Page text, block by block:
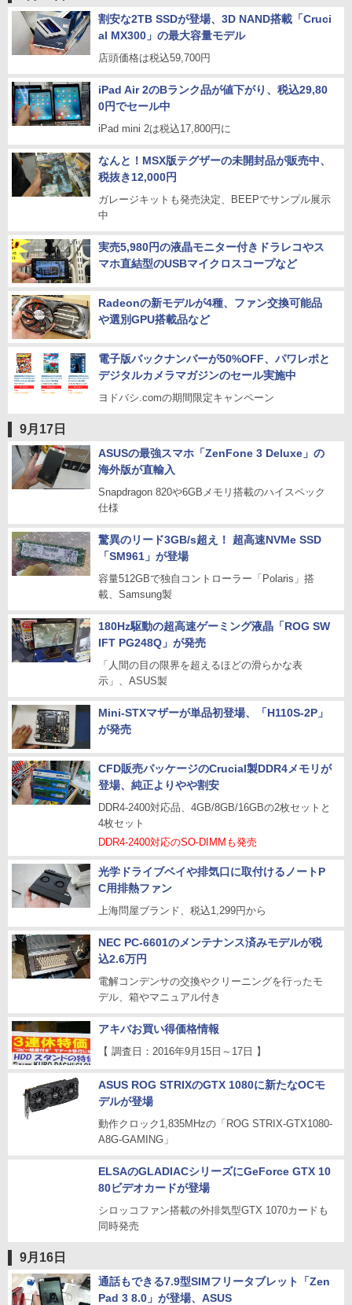
割安な2TB SSDが登場、3D NAND搭載「Cruci
al MX300」の最大容量モデル
店頭価格は税込59,700円
iPad Air 2のBランク品が値下がり、税込29,80
0円でセール中
iPad mini 2は税込17,800円に
なんと！MSX版テグザーの未開封品が販売中、
税抜き12,000円
ガレージキットも発売決定、BEEPでサンプル展示
中
実売5,980円の液晶モニター付きドラレコやス
マホ直結型のUSBマイクロスコープなど
Radeonの新モデルが4種、ファン交換可能品
や選別GPU搭載品など
電子版バックナンバーが50%OFF、パワレポと
デジタルカメラマガジンのセール実施中
ヨドバシ.comの期間限定キャンペーン
9月17日
ASUSの最強スマホ「ZenFone 3 Deluxe」の
海外版が直輸入
Snapdragon 820や6GBメモリ搭載のハイスペック
仕様
驚異のリード3GB/s超え！ 超高速NVMe SSD
「SM961」が登場
容量512GBで独自コントローラー「Polaris」搭
載、Samsung製
180Hz駆動の超高速ゲーミング液晶「ROG SW
IFT PG248Q」が発売
「人間の目の限界を超えるほどの滑らかな表
示」、ASUS製
Mini-STXマザーが単品初登場、「H110S-2P」
が発売
CFD販売パッケージのCrucial製DDR4メモリが
登場、純正よりやや割安
DDR4-2400対応品、4GB/8GB/16GBの2枚セットと
4枚セット
DDR4-2400対応のSO-DIMMも発売
光学ドライブベイや排気口に取付けるノートP
C用排熱ファン
上海問屋ブランド、税込1,299円から
NEC PC-6601のメンテナンス済みモデルが税
込2.6万円
電解コンデンサの交換やクリーニングを行ったモ
デル、箱やマニュアル付き
アキバお買い得価格情報
【 調査日：2016年9月15日～17日 】
ASUS ROG STRIXのGTX 1080に新たなOCモ
デルが登場
動作クロック1,835MHzの「ROG STRIX-GTX1080-
A8G-GAMING」
ELSAのGLADIACシリーズにGeForce GTX 10
80ビデオカードが登場
シロッコファン搭載の外排気型GTX 1070カードも
同時発売
9月16日
通話もできる7.9型SIMフリータブレット「Zen
Pad 3 8.0」が登場、ASUS